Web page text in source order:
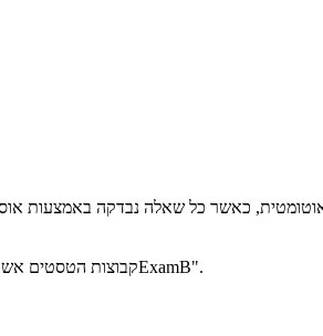
כאשר כל שאלה נבדקה באמצעות
קבוצות הטסטים אשר השתמשנו בהם כדי לנקד את המבחנים הועלו לאתר, ביחד עם התשובות הנכונות לשאלה 1. הם זמינים באתר הקורס, תחת לשונית ״תרגילי בית״ -> ״ExamB".